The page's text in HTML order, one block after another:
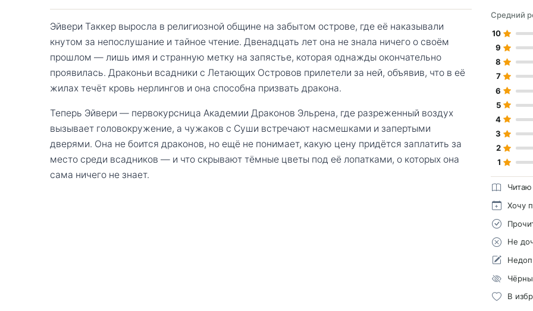
Эйвери Таккер выросла в религиозной общине на забытом острове, где её наказывали
кнутом за непослушание и тайное чтение. Двенадцать лет она не знала ничего о своём
прошлом — лишь имя и странную метку на запястье, которая однажды окончательно
проявилась. Драконьи всадники с Летающих Островов прилетели за ней, объявив, что в её
жилах течёт кровь нерлингов и она способна призвать дракона.
Теперь Эйвери — первокурсница Академии Драконов Эльрена, где разреженный воздух
вызывает головокружение, а чужаков с Суши встречают насмешками и запертыми
дверями. Она не боится драконов, но ещё не понимает, какую цену придётся заплатить за
место среди всадников — и что скрывают тёмные цветы под её лопатками, о которых она
сама ничего не знает.
Средний
10
9
8
7
6
5
4
3
2
1
Читаю
Хочу
Не
В